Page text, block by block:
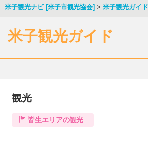
皆生温泉 エリア別
米子観光ナビ [米子市観光協会] > 米子観光ガイド
米子観光ガイド
観光
皆生エリアの観光